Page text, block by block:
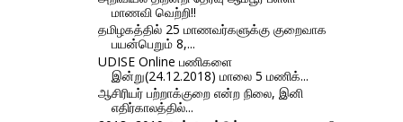
மாணவி வெற்றி!!
தமிழகத்தில் 25 மாணவர்களுக்கு குறைவாக
பயன்பெறும் 8,...
UDISE Online பணிகளை
இன்று(24.12.2018) மாலை 5 மணிக்...
ஆசிரியர் பற்றாக்குறை என்ற நிலை, இனி
எதிர்காலத்தில்...